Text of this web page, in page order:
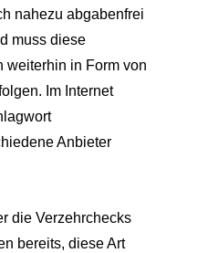
nahezu abgabenfrei
muss diese
weiterhin in Form von
Im Internet
Anbieter
die Verzehrchecks
bereits, diese Art